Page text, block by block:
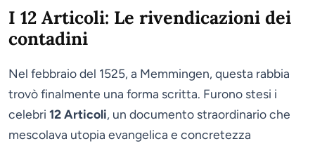
I 12 Articoli: Le rivendicazioni dei
contadini
Nel febbraio del 1525, a Memmingen, questa rabbia
trovò finalmente una forma scritta. Furono stesi i
celebri 12 Articoli, un documento straordinario che
mescolava utopia evangelica e concretezza